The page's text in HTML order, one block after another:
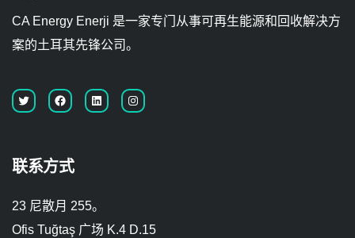
CA Energy Enerji 是一家专门从事可再生能源和回收解决方
案的土耳其先锋公司。
联系方式
23 尼散月 255。
Ofis Tuğtaş 广场 K.4 D.15